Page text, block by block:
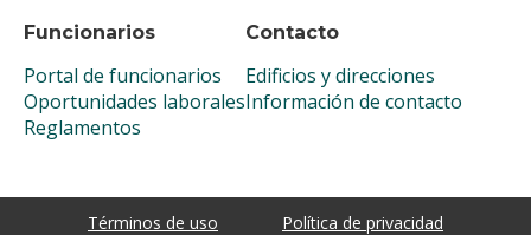
Funcionarios
Portal de funcionarios
Oportunidades laborales
Reglamentos
Contacto
Edificios y direcciones
Información de contacto
Términos de uso Política de privacidad